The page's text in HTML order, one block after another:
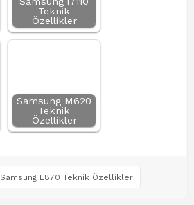
Teknik
Özellikler
Samsung M620
Teknik
Özellikler
Samsung L870 Teknik Özellikler